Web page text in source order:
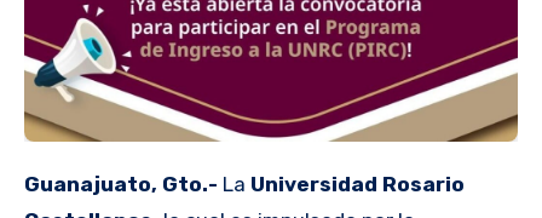
Guanajuato, Gto.- La Universidad Rosario